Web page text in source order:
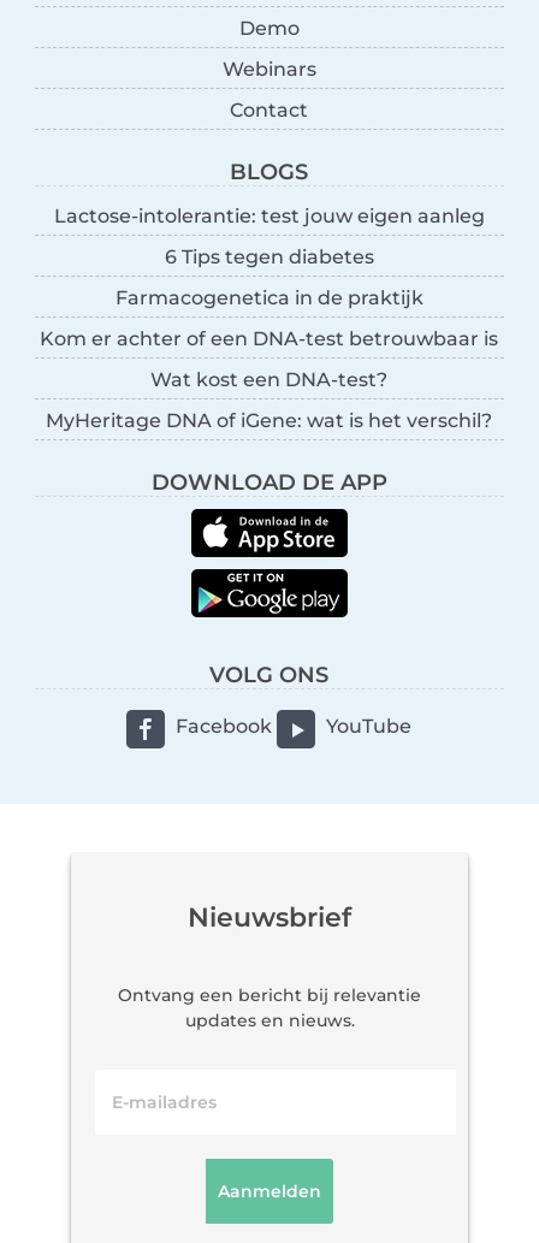
Demo
Webinars
Contact
BLOGS
Lactose-intolerantie: test jouw eigen aanleg
6 Tips tegen diabetes
Farmacogenetica in de praktijk
Kom er achter of een DNA-test betrouwbaar is
Wat kost een DNA-test?
MyHeritage DNA of iGene: wat is het verschil?
DOWNLOAD DE APP
VOLG ONS
Facebook YouTube
Nieuwsbrief
Ontvang een bericht bij relevantie
updates en nieuws.